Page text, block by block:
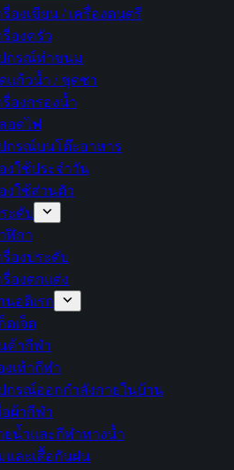
รื่องเขียน / เครื่องดนตรี
รื่องครัว
กรณ์ทำขนม
แก้วน้ำ / ชุดชา
รื่องกรองน้ำ
อดไฟ
กรณ์บนโต๊ะอาหาร
งใช้ประจำวัน
งใช้ส่วนตัว
ะดับ
ฬิกา
รื่องประดับ
รื่องตกแต่ง
นอดิเรก
ดเจ็ต
ค้ากีฬา
งเท้ากีฬา
กรณ์ออกกำลังกายในบ้าน
อผ้ากีฬา
ยน้ำและกีฬาทางน้ำ
และเสื้อกันฝน